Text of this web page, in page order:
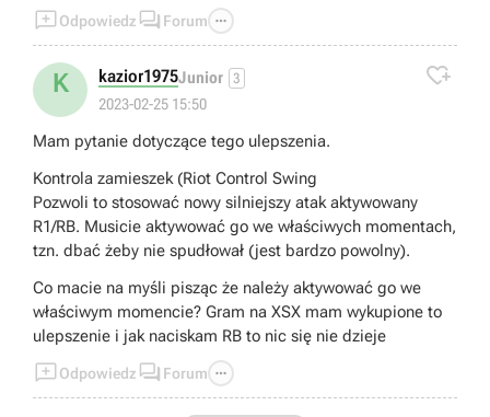
Odpowiedz  Forum 
K kazior1975Junior 3
2023-02-25 15:50

Mam pytanie dotyczące tego ulepszenia.
Kontrola zamieszek (Riot Control Swing
Pozwoli to stosować nowy silniejszy atak aktywowany
R1/RB. Musicie aktywować go we właściwych momentach,
tzn. dbać żeby nie spudłował (jest bardzo powolny).
Co macie na myśli pisząc że należy aktywować go we
właściwym momencie? Gram na XSX mam wykupione to
ulepszenie i jak naciskam RB to nic się nie dzieje
Odpowiedz  Forum 